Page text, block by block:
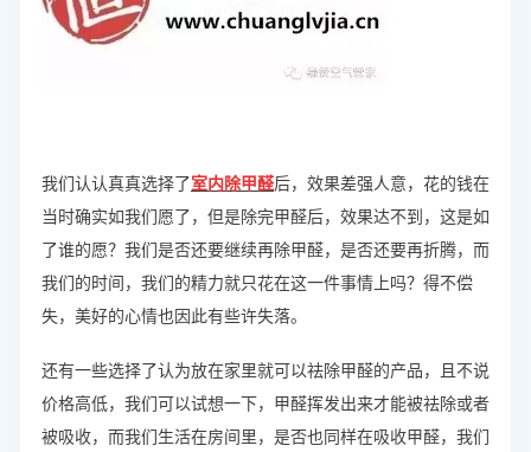
我们认认真真选择了室内除甲醛后，效果差强人意，花的钱在
当时确实如我们愿了，但是除完甲醛后，效果达不到，这是如
了谁的愿？我们是否还要继续再除甲醛，是否还要再折腾，而
我们的时间，我们的精力就只花在这一件事情上吗？得不偿
失，美好的心情也因此有些许失落。
还有一些选择了认为放在家里就可以祛除甲醛的产品，且不说
价格高低，我们可以试想一下，甲醛挥发出来才能被祛除或者
被吸收，而我们生活在房间里，是否也同样在吸收甲醛，我们